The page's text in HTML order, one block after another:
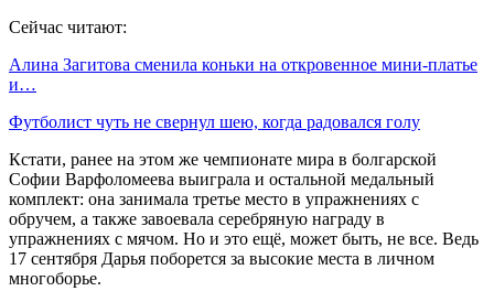
Сейчас читают:
Алина Загитова сменила коньки на откровенное мини-платье
и…
Футболист чуть не свернул шею, когда радовался голу
Кстати, ранее на этом же чемпионате мира в болгарской
Софии Варфоломеева выиграла и остальной медальный
комплект: она занимала третье место в упражнениях с
обручем, а также завоевала серебряную награду в
упражнениях с мячом. Но и это ещё, может быть, не все. Ведь
17 сентября Дарья поборется за высокие места в личном
многоборье.